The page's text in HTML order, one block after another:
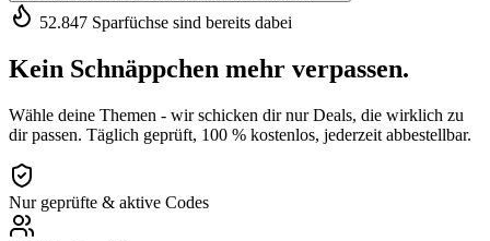
52.847 Sparfüchse sind bereits dabei
Kein Schnäppchen mehr verpassen.
Wähle deine Themen - wir schicken dir nur Deals, die wirklich zu
dir passen. Täglich geprüft, 100 % kostenlos, jederzeit abbestellbar.
Nur geprüfte & aktive Codes